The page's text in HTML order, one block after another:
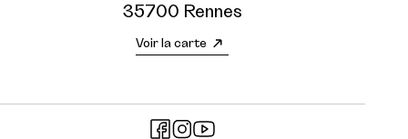
35700 Rennes
Voir la carte